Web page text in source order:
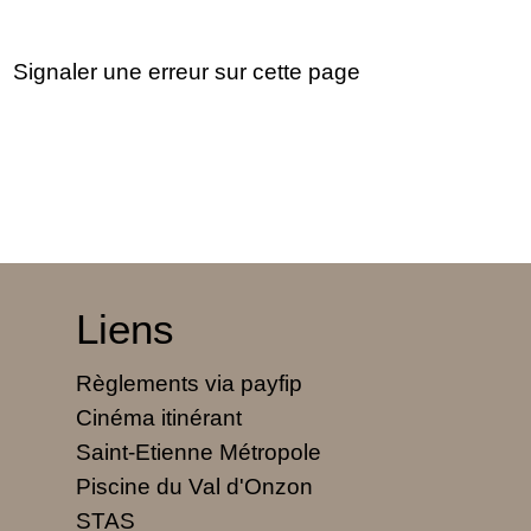
Signaler une erreur sur cette page
Liens
Règlements via payfip
Cinéma itinérant
Saint-Etienne Métropole
Piscine du Val d'Onzon
STAS